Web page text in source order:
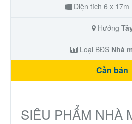
Đất ở
Nhà phố
Diện tích 6 x 17m
Hướng
Loại BĐS Nhà
Cần bán
SIÊU PHẨM NHÀ